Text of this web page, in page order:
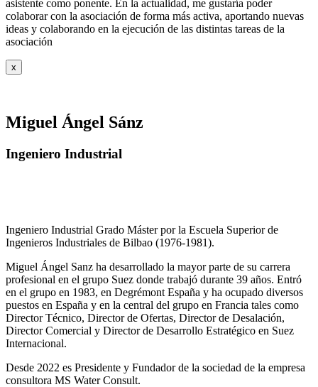
asistente como ponente. En la actualidad, me gustaría poder
colaborar con la asociación de forma más activa, aportando nuevas
ideas y colaborando en la ejecución de las distintas tareas de la
asociación
x
Miguel Ángel Sánz
Ingeniero Industrial
Ingeniero Industrial Grado Máster por la Escuela Superior de
Ingenieros Industriales de Bilbao (1976-1981).
Miguel Ángel Sanz ha desarrollado la mayor parte de su carrera
profesional en el grupo Suez donde trabajó durante 39 años. Entró
en el grupo en 1983, en Degrémont España y ha ocupado diversos
puestos en España y en la central del grupo en Francia tales como
Director Técnico, Director de Ofertas, Director de Desalación,
Director Comercial y Director de Desarrollo Estratégico en Suez
Internacional.
Desde 2022 es Presidente y Fundador de la sociedad de la empresa
consultora MS Water Consult.